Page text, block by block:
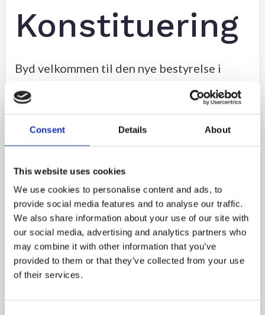
Consent Details About
This website uses cookies
We use cookies to personalise content and ads, to
provide social media features and to analyse our traffic.
We also share information about your use of our site with
our social media, advertising and analytics partners who
may combine it with other information that you’ve
provided to them or that they’ve collected from your use
of their services.
Konstituering
Byd velkommen til den nye bestyrelse i
Dansk Dystoniforening:
Næstformand Sanne Rasmussen
Sekretær Anette Bræmer
Bestyrelsesmedlem Jeanel Danielsen
Suppleant Pernille Feveile Petersen
Suppleant Marianne Edelmann Krüger
(sygemeldt p.t.)
Vi glæder os til at arbejde sammen i året der